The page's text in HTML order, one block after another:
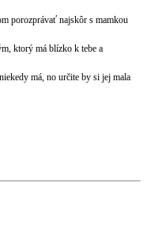
porozprávať najskôr s mamkou
ktorý má blízko k tebe a
má, no určite by si jej mala